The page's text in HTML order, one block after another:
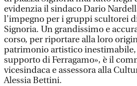
evidenzia il sindaco Dario
l’impegno per i gruppi scultorei
Signoria. Un grandissimo e
corso, per riportare alla loro
patrimonio artistico inestimabile,
supporto di Ferragamo», è il
vicesindaca e assessora alla
Alessia Bettini.